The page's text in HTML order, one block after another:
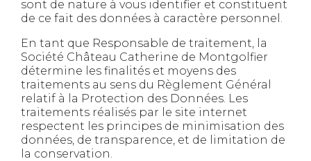
sont de nature à vous identifier et constituent
de ce fait des données à caractère personnel.
En tant que Responsable de traitement, la
Société Château Catherine de Montgolfier
détermine les finalités et moyens des
traitements au sens du Règlement Général
relatif à la Protection des Données. Les
traitements réalisés par le site internet
respectent les principes de minimisation des
données, de transparence, et de limitation de
la conservation.